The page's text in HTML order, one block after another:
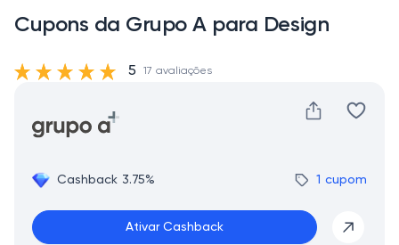
Cupons da Grupo A para Design
Cashback 3.75% 1 cupom
Ativar Cashback
5 17 avaliações